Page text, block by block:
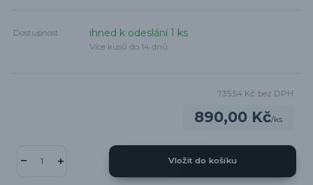
Dostupnost ihned k odeslání 1 ks
Více kusů do 14 dnů
890,00 Kč/ks
735,54 Kč bez DPH
Vložit do košíku